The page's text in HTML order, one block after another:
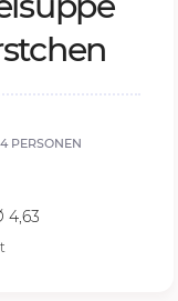
4 PERSONEN
4,63